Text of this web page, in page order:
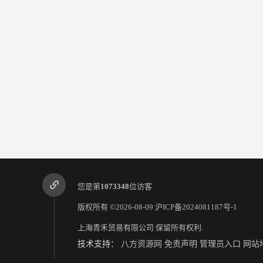
您是第1073348位访客
版权所有 ©2026-08-09 沪ICP备2024081187号-1
上海青禾贸易有限公司 保留所有权利.
技术支持： 八方资源网 免责声明 管理员入口 网站